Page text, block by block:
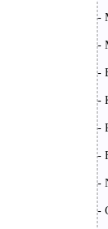
-
-
-
-
-
-
-
-